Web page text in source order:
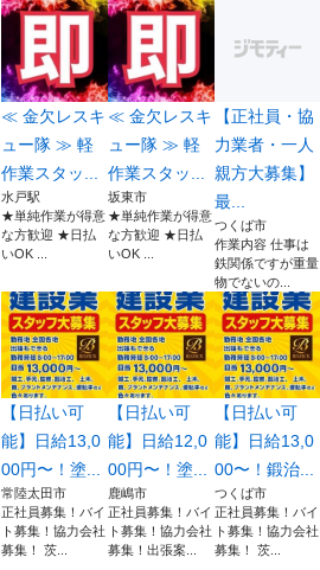
≪ 金欠レスキ
ュー隊 ≫ 軽
作業スタッ...
水戸駅
★単純作業が得意
な方歓迎 ★日払
いOK ...
≪ 金欠レスキ
ュー隊 ≫ 軽
作業スタッ...
坂東市
★単純作業が得意
な方歓迎 ★日払
いOK ...
【正社員・協
力業者・一人
親方大募集】
最...
つくば市
作業内容 仕事は
鉄関係ですが重量
物でないの...
【日払い可
能】日給13,0
00円〜！塗...
常陸太田市
正社員募集！バイ
ト募集！協力会社
募集！ 茨...
【日払い可
能】日給12,0
00円〜！塗...
鹿嶋市
正社員募集！バイ
ト募集！協力会社
募集！出張案...
【日払い可
能】日給13,0
00〜！鍛治...
つくば市
正社員募集！バイ
ト募集！協力会社
募集！ 茨...